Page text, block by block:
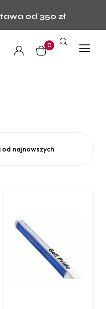
od 350 zł
0